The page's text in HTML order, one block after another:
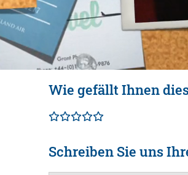
Wie gefällt Ihnen
Schreiben Sie uns